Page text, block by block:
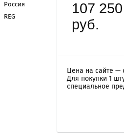
Россия
REG
107 250
руб.
Цена на сайте —
Для покупки 1
специальное